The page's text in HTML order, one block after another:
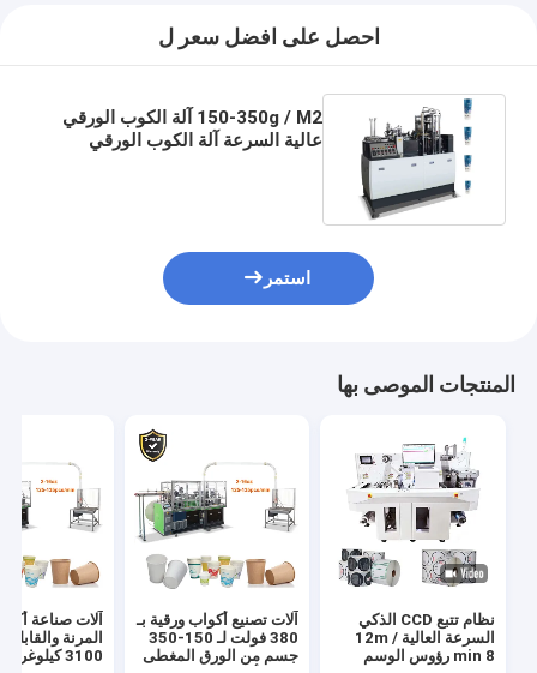
احصل على افضل سعر ل
150-350g / M2 آلة الكوب الورقي
عالية السرعة آلة الكوب الورقي
استمر
المنتجات الموصى بها
نظام تتبع CCD الذكي
السرعة العالية 12m /
min 8 رؤوس الوسم
آلات تصنيع أكواب ورقية بـ
380 فولت لـ 150-350
جسم من الورق المغطى
آلات صناعة
المرنة
3100